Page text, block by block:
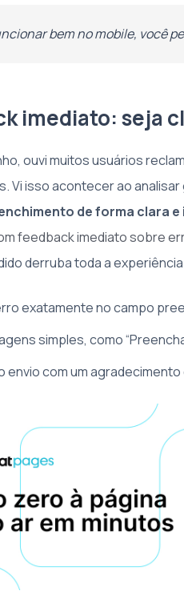
bem no mobile, você
imediato: seja
ouvi muitos usuários
Vi isso acontecer ao
de forma clara
feedback imediato sobre
derruba toda a
exatamente no campo
simples, como
envio com um agradecimento